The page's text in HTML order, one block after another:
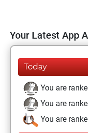
Your Latest App
Today
You are
You are
You are